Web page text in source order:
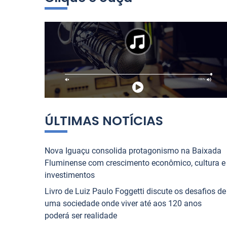
r
ÚLTIMAS NOTÍCIAS
Nova Iguaçu consolida protagonismo na Baixada
Fluminense com crescimento econômico, cultura e
investimentos
Livro de Luiz Paulo Foggetti discute os desafios de
uma sociedade onde viver até aos 120 anos
poderá ser realidade
contam tudo sobre